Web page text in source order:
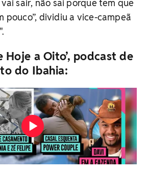
sair, não sai porque tem que
pouco”, dividiu a vice-campeã
Hoje a Oito’, podcast de
do Ibahia: